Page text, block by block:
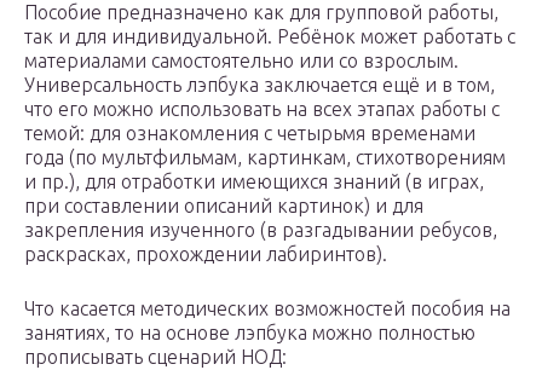
Пособие предназначено как для групповой работы,
так и для индивидуальной. Ребёнок может работать с
материалами самостоятельно или со взрослым.
Универсальность лэпбука заключается ещё и в том,
что его можно использовать на всех этапах работы с
темой: для ознакомления с четырьмя временами
года (по мультфильмам, картинкам, стихотворениям
и пр.), для отработки имеющихся знаний (в играх,
при составлении описаний картинок) и для
закрепления изученного (в разгадывании ребусов,
раскрасках, прохождении лабиринтов).
Что касается методических возможностей пособия на
занятиях, то на основе лэпбука можно полностью
прописывать сценарий НОД: